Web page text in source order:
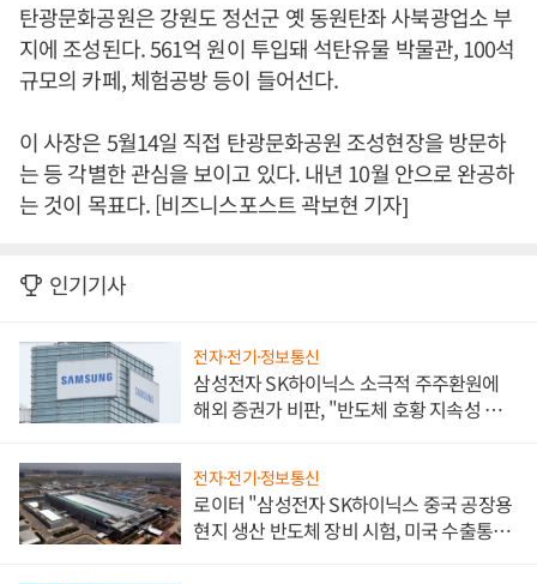
탄광문화공원은 강원도 정선군 옛 동원탄좌 사북광업소 부
지에 조성된다. 561억 원이 투입돼 석탄유물 박물관, 100석
규모의 카페, 체험공방 등이 들어선다.
이 사장은 5월14일 직접 탄광문화공원 조성현장을 방문하
는 등 각별한 관심을 보이고 있다. 내년 10월 안으로 완공하
는 것이 목표다. [비즈니스포스트 곽보현 기자]
인기기사
전자·전기·정보통신
삼성전자 SK하이닉스 소극적 주주환원에
해외 증권가 비판, "반도체 호황 지속성 의
전자·전기·정보통신
로이터 "삼성전자 SK하이닉스 중국 공장용
현지 생산 반도체 장비 시험, 미국 수출통제